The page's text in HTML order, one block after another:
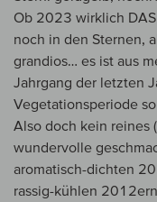
Ob 2023 wirklich
noch in den Sternen,
grandios… es ist aus
Jahrgang der letzten
Vegetationsperiode
Also doch kein reines
wundervolle
aromatisch-dichten
rassig-kühlen